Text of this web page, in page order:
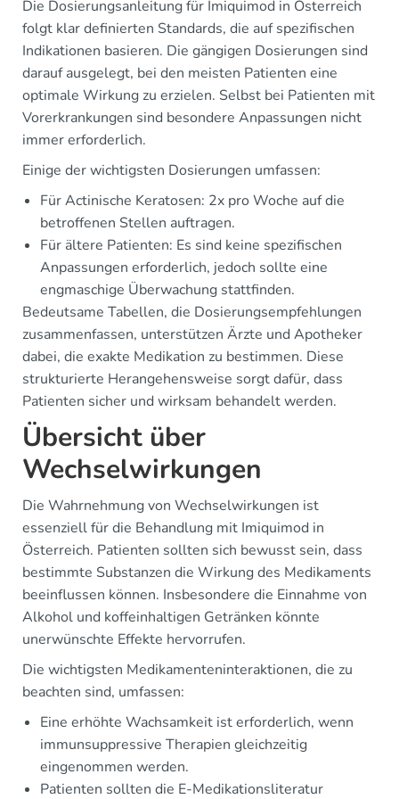
Die Dosierungsanleitung für Imiquimod in Österreich
folgt klar definierten Standards, die auf spezifischen
Indikationen basieren. Die gängigen Dosierungen sind
darauf ausgelegt, bei den meisten Patienten eine
optimale Wirkung zu erzielen. Selbst bei Patienten mit
Vorerkrankungen sind besondere Anpassungen nicht
immer erforderlich.
Einige der wichtigsten Dosierungen umfassen:
Für Actinische Keratosen: 2x pro Woche auf die
betroffenen Stellen auftragen.
Für ältere Patienten: Es sind keine spezifischen
Anpassungen erforderlich, jedoch sollte eine
engmaschige Überwachung stattfinden.
Bedeutsame Tabellen, die Dosierungsempfehlungen
zusammenfassen, unterstützen Ärzte und Apotheker
dabei, die exakte Medikation zu bestimmen. Diese
strukturierte Herangehensweise sorgt dafür, dass
Patienten sicher und wirksam behandelt werden.
Übersicht über
Wechselwirkungen
Die Wahrnehmung von Wechselwirkungen ist
essenziell für die Behandlung mit Imiquimod in
Österreich. Patienten sollten sich bewusst sein, dass
bestimmte Substanzen die Wirkung des Medikaments
beeinflussen können. Insbesondere die Einnahme von
Alkohol und koffeinhaltigen Getränken könnte
unerwünschte Effekte hervorrufen.
Die wichtigsten Medikamenteninteraktionen, die zu
beachten sind, umfassen:
Eine erhöhte Wachsamkeit ist erforderlich, wenn
immunsuppressive Therapien gleichzeitig
eingenommen werden.
Patienten sollten die E-Medikationsliteratur